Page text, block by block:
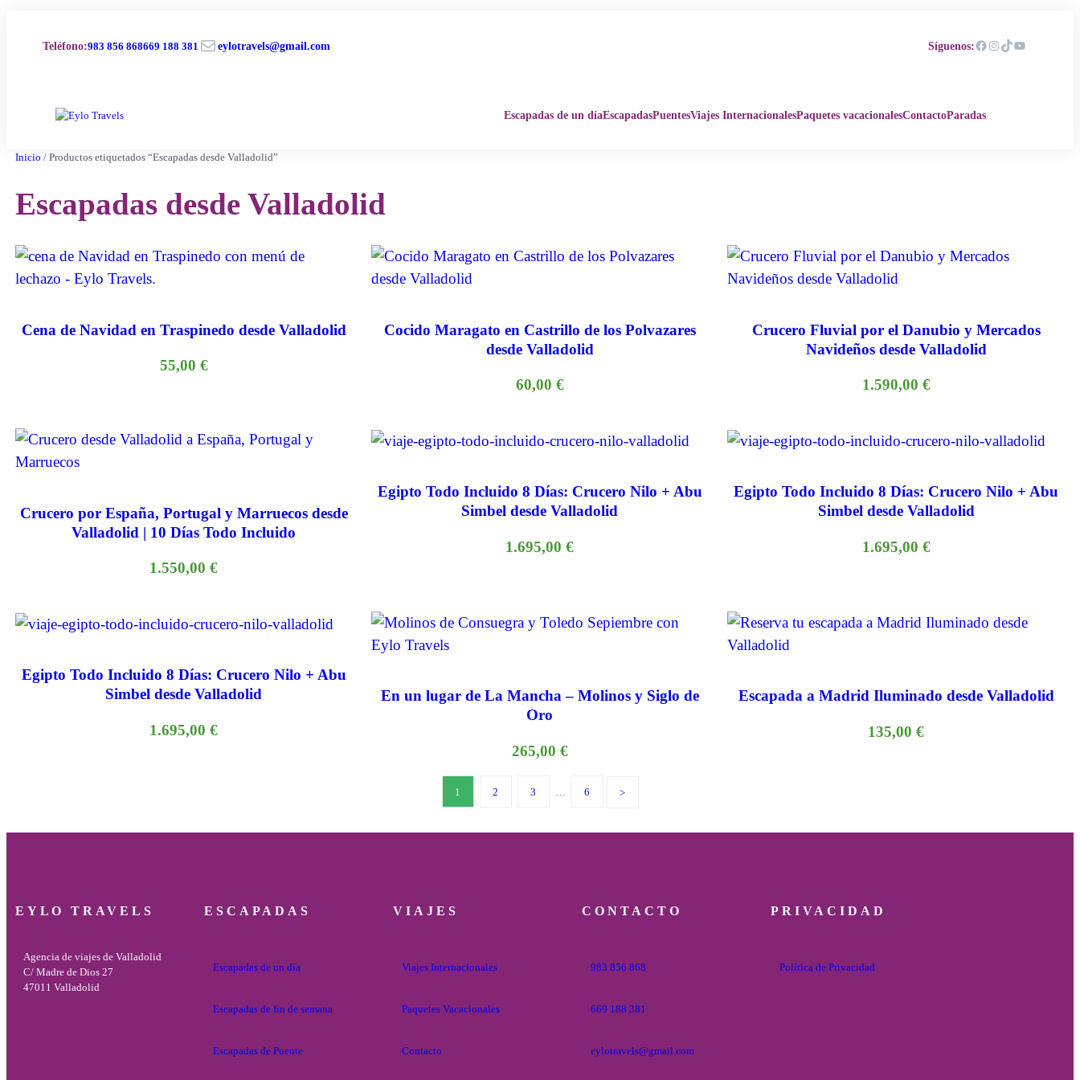
contenidoTeléfono:983 856 868669 188 381 Correo electrónico eylotravels@gmail.com Síguenos:Facebook Instagram TikTok YouTube
Escapadas de un díaEscapadasPuentesViajes InternacionalesPaquetes vacacionalesContactoParadas
Inicio / Productos etiquetados “Escapadas desde Valladolid”
Escapadas desde Valladolid
Cena de Navidad en Traspinedo desde Valladolid
55,00 €
Cocido Maragato en Castrillo de los Polvazares
desde Valladolid
60,00 €
Crucero Fluvial por el Danubio y Mercados
Navideños desde Valladolid
1.590,00 €
Crucero por España, Portugal y Marruecos desde
Valladolid | 10 Días Todo Incluido
1.550,00€
Egipto Todo Incluido 8 Días: Crucero Nilo + Abu
Simbel desde Valladolid
1.695,00€
Egipto Todo Incluido 8 Días: Crucero Nilo + Abu
Simbel desde Valladolid
1.695,00 €
Egipto Todo Incluido 8 Días: Crucero Nilo + Abu
Simbel desde Valladolid
1.695,00€
En un lugar de La Mancha – Molinos y Siglo de
Oro
265,00 €
Escapada a Madrid Iluminado desde Valladolid
135,00€
1 2 3 … 6
EYLO TRAVELS
Agencia de viajes de Valladolid
C/ Madre de Dios 27
47011 Valladolid
ESCAPADAS
Escapadas de un día
Escapadas de fin de semana
Escapadas de Puente
VIAJES
Viajes Internacionales
Paquetes Vacacionales
Contacto
CONTACTO
983 856 868
669 188 381
eylotravels@gmail.com
PRIVACIDAD
Política de Privacidad